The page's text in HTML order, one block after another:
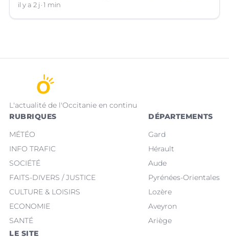
Languedoc.
il y a 2 j 1 min
L'actualité de l'Occitanie en continu
RUBRIQUES
MÉTÉO
INFO TRAFIC
SOCIÉTÉ
FAITS-DIVERS / JUSTICE
CULTURE & LOISIRS
ECONOMIE
SANTÉ
DÉPARTEMENTS
Gard
Hérault
Aude
Pyrénées-Orientales
Lozère
Aveyron
Ariège
LE SITE